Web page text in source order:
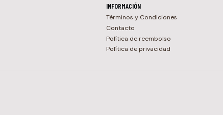
INFORMACIÓN
Términos y Condiciones
Contacto
Política de reembolso
Política de privacidad